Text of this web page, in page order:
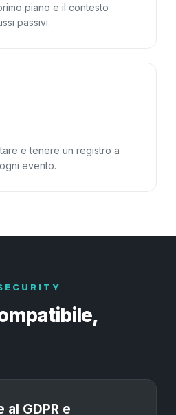
piano e il contesto
passivi.
e tenere un registro a
evento.
GDPR e